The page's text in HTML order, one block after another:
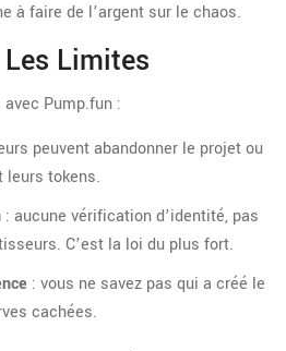
à faire de l’argent sur le chaos.
Limites
Pump.fun :
peuvent abandonner le projet ou
leurs tokens.
: aucune vérification d’identité, pas
C’est la loi du plus fort.
: vous ne savez pas qui a créé le
cachées.